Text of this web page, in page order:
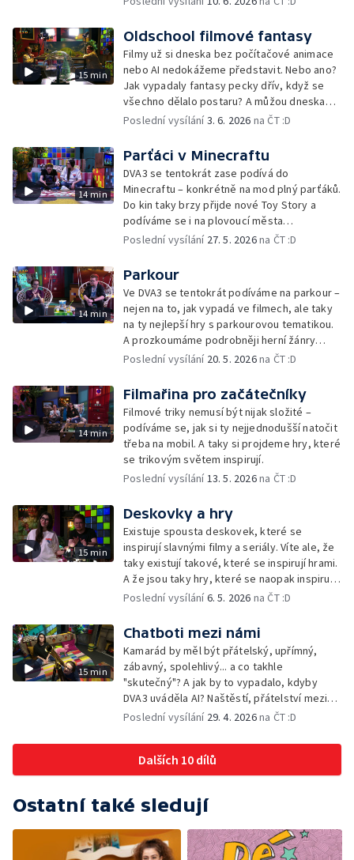
15 min
Oldschool filmové fantasy
Filmy už si dneska bez počítačové animace
nebo AI nedokážeme představit. Nebo ano?
Jak vypadaly fantasy pecky dřív, když se
všechno dělalo postaru? A můžou dneska
filmy vypadat stejně? Kromě toho se ve
taky na novinky v kinech.
Poslední vysílání3. 6. 2026 na ČT :D
14 min
Parťáci v Minecraftu
DVA3 se tentokrát zase podívá do
Minecraftu – konkrétně na mod plný parťáků.
Do kin taky brzy přijde nové Toy Story a
podíváme se i na plovoucí města
budoucnosti.
Poslední vysílání 27. 5. 2026na ČT :D
14 min
Parkour
Ve DVA3 se tentokrát podíváme na parkour –
nejen na to, jak vypadá ve filmech, ale taky
na ty nejlepší hry s parkourovou tematikou.
A prozkoumáme podrobněji herní žánry
Metroidvania.
Poslední vysílání 20. 5. 2026na ČT :D
14 min
Filmařina pro začátečníky
Filmové triky nemusí být nijak složité –
podíváme se, jak si ty nejjednodušší natočit
třeba na mobil. A taky si projdeme hry, které
se trikovým světem inspirují.
Poslední vysílání13. 5. 2026na ČT :D
15 min
Deskovky a hry
Existuje spousta deskovek, které se
inspirují slavnými filmy a seriály. Víte ale, že
taky existují takové, které se inspirují hrami.
A že jsou taky hry, které se naopak inspirují
u deskovek? Prozkoumáme všechny
Poslední vysílání6. 5. 2026 na ČT :D
15 min
Chatboti mezi námi
Kamarád by měl být přátelský, upřímný,
zábavný, spolehlivý... a co takhle
"skutečný"? A jak by to vypadalo, kdyby
DVA3 uváděla AI? Naštěstí, přátelství mezi
Matyášem a Naomi se nedá smazat, vypnout
pravidelnou nálož herního pokoukání. A
mrknout na ni můžete... třeba se skutečným
kámošem nebo kámoškou!
Poslední vysílání 29. 4. 2026na ČT :D
Dalších 10 dílů
Ostatní také sledují